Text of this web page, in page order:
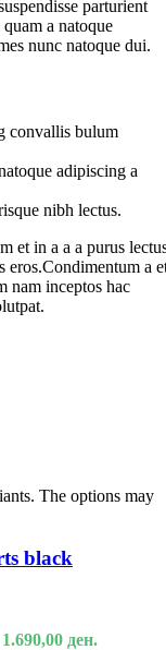
parturient
a natoque
nunc natoque dui.
convallis bulum
adipiscing a
nibh lectus.
et in a a a purus
eros.Condimentum a
nam inceptos hac
The options may
black
ден.